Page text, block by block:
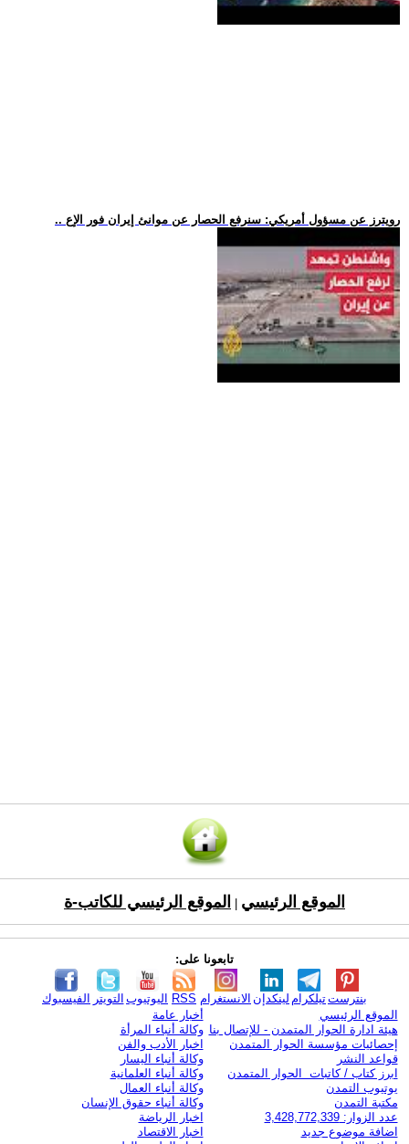
.. رويترز عن مسؤول أمريكي: سنرفع الحصار عن موانئ إيران فور الإع
الموقع الرئيسي الموقع الرئيسي للكاتب-ة
تابعونا على:
الفيسبوك التويتر اليوتيوب RSS الانستغرام لينكدإن تيلكرامبنترست
الموقع الرئيسي
هيئة ادارة الحوار المتمدن - للإتصال بنا
إحصائيات مؤسسة الحوار المتمدن
قواعد النشر
ابرز كتاب / كاتبات الحوار المتمدن
يوتيوب التمدن
مكتبة التمدن
عدد الزوار: 3,428,772,339
اضافة موضوع جديد
أخبار عامة
وكالة أنباء المرأة
اخبار الأدب والفن
وكالة أنباء اليسار
وكالة أنباء العلمانية
وكالة أنباء العمال
وكالة أنباء حقوق الإنسان
اخبار الرياضة
اخبار الاقتصاد